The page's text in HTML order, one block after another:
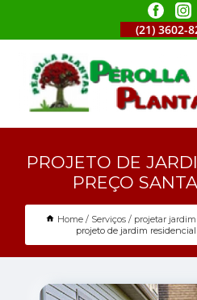
(21) 3602-
PROJETO DE
PREÇO
Home Serviços projetar jardim
projeto de jardim